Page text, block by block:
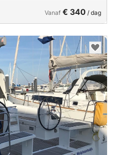
Vanaf € 340 / dag